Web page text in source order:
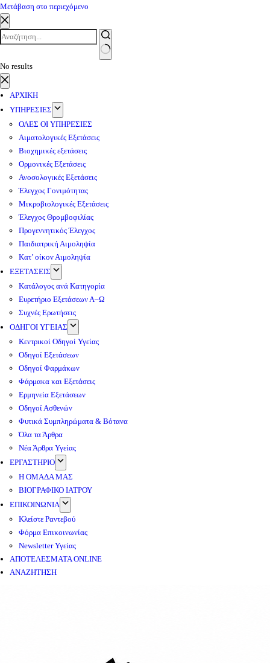
Μετάβαση στο περιεχόμενο
No results
ΑΡΧΙΚΗ
ΥΠΗΡΕΣΙΕΣ
ΟΛΕΣ ΟΙ ΥΠΗΡΕΣΙΕΣ
Αιματολογικές Εξετάσεις
Βιοχημικές εξετάσεις
Ορμονικές Εξετάσεις
Ανοσολογικές Εξετάσεις
Έλεγχος Γονιμότητας
Μικροβιολογικές Εξετάσεις
Έλεγχος Θρομβοφιλίας
Προγεννητικός Έλεγχος
Παιδιατρική Αιμοληψία
Κατ’ οίκον Αιμοληψία
ΕΞΕΤΑΣΕΙΣ
Κατάλογος ανά Κατηγορία
Ευρετήριο Εξετάσεων Α–Ω
Συχνές Ερωτήσεις
ΟΔΗΓΟΙ ΥΓΕΙΑΣ
Κεντρικοί Οδηγοί Υγείας
Οδηγοί Εξετάσεων
Οδηγοί Φαρμάκων
Φάρμακα και Εξετάσεις
Ερμηνεία Εξετάσεων
Οδηγοί Ασθενών
Φυτικά Συμπληρώματα & Βότανα
Όλα τα Άρθρα
Νέα Άρθρα Υγείας
ΕΡΓΑΣΤΗΡΙΟ
Η ΟΜΑΔΑ ΜΑΣ
ΒΙΟΓΡΑΦΙΚΟ ΙΑΤΡΟΥ
ΕΠΙΚΟΙΝΩΝΙΑ
Κλείστε Ραντεβού
Φόρμα Επικοινωνίας
Newsletter Υγείας
ΑΠΟΤΕΛΕΣΜΑΤΑ ONLINE
ΑΝΑΖΗΤΗΣΗ